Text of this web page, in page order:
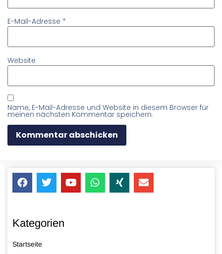
E-Mail-Adresse *
Website
Name, E-Mail-Adresse und Website in diesem Browser für
meinen nächsten Kommentar speichern.
Kategorien
Startseite